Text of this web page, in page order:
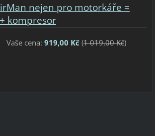
nejen pro motorkáře =
kompresor
Vaše cena: 919,00 Kč(1 019,00 Kč)